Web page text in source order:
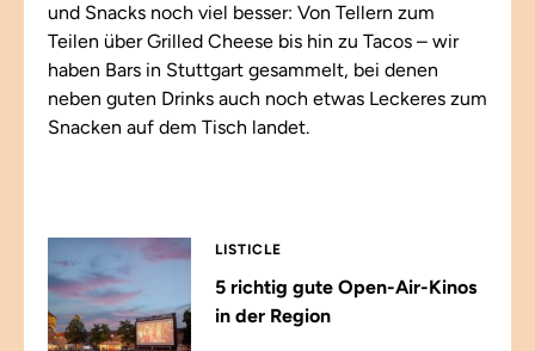
und Snacks noch viel besser: Von Tellern zum
Teilen über Grilled Cheese bis hin zu Tacos – wir
haben Bars in Stuttgart gesammelt, bei denen
neben guten Drinks auch noch etwas Leckeres zum
Snacken auf dem Tisch landet.
LISTICLE
5 richtig gute Open-Air-Kinos
in der Region